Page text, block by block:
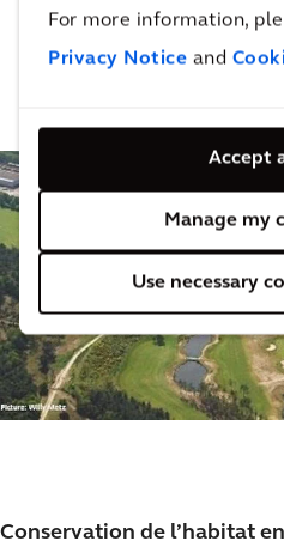
For more information,
Privacy Notice and
Accept
Manage my
Use necessary
Conservation de l’habitat